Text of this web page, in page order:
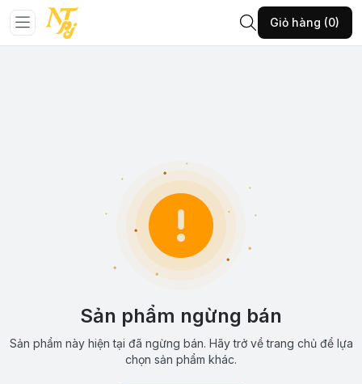
Giỏ hàng (0)
Sản phẩm ngừng bán
Sản phẩm này hiện tại đã ngừng bán. Hãy trở về trang chủ để lựa
chọn sản phẩm khác.